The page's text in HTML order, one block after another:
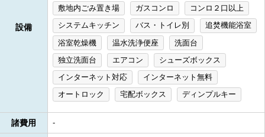
設備
敷地内ごみ置き場 ガスコンロ
コンロ２口以上
システムキッチン
バス・トイレ別
追焚機能浴室
浴室乾燥機
温水洗浄便座
洗面台
独立洗面台
エアコン
シューズボックス
インターネット対応
インターネット無料
オートロック
宅配ボックス ディンプルキー
諸費用 -